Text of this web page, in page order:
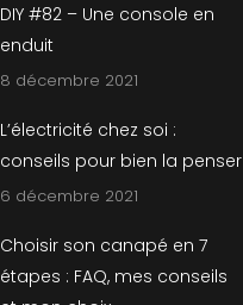
DIY #82 – Une console en
enduit
8 décembre 2021
L’électricité chez soi :
conseils pour bien la penser
6 décembre 2021
Choisir son canapé en 7
étapes : FAQ, mes conseils